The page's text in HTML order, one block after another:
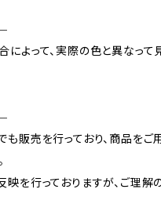
によって、実際の色と異なって
も販売を行っており、商品をご
映を行っておりますが、ご理解